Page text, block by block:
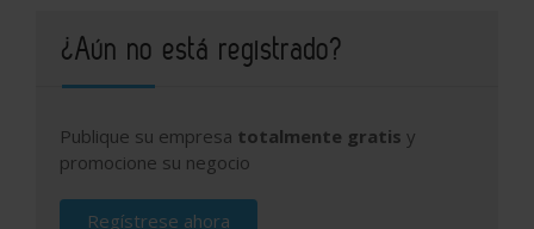
¿Aún no está registrado?
Publique su empresa totalmente gratis y
promocione su negocio
Regístrese ahora